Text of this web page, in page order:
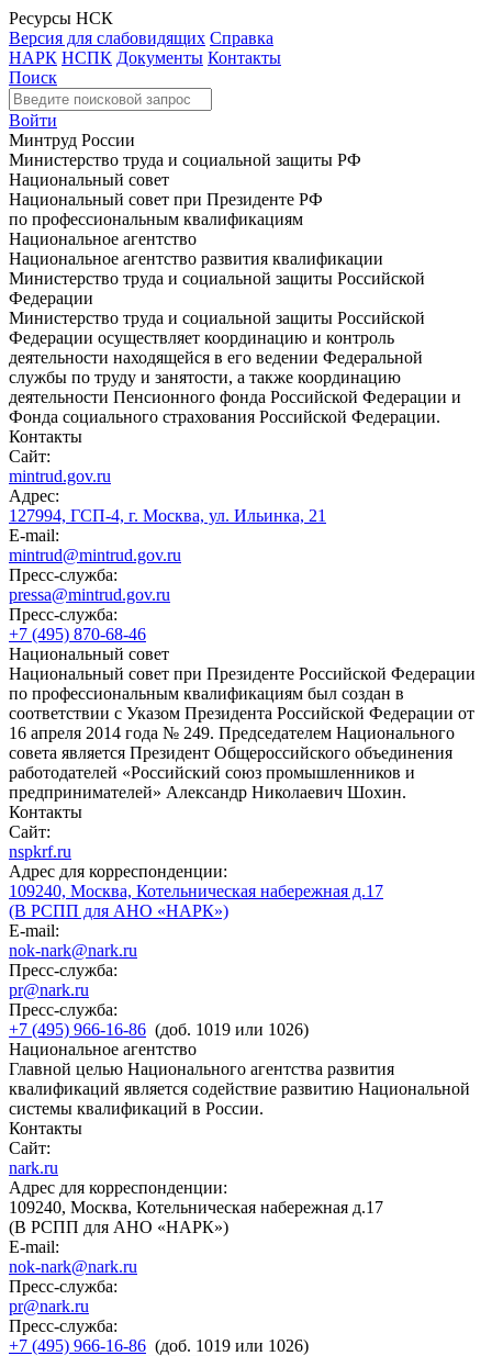
Ресурсы НСК
Версия для слабовидящих Справка
НАРК НСПК Документы Контакты
Поиск
Войти
Минтруд России
Министерство труда и социальной защиты РФ
Национальный совет
Национальный совет при Президенте РФ
по профессиональным квалификациям
Национальное агентство
Национальное агентство развития квалификации
Министерство труда и социальной защиты Российской
Федерации
Министерство труда и социальной защиты Российской
Федерации осуществляет координацию и контроль
деятельности находящейся в его ведении Федеральной
службы по труду и занятости, а также координацию
деятельности Пенсионного фонда Российской Федерации и
Фонда социального страхования Российской Федерации.
Контакты
Сайт:
mintrud.gov.ru
Адрес:
127994, ГСП-4, г. Москва, ул. Ильинка, 21
E-mail:
mintrud@mintrud.gov.ru
Пресс-служба:
pressa@mintrud.gov.ru
Пресс-служба:
+7 (495) 870-68-46
Национальный совет
Национальный совет при Президенте Российской Федерации
по профессиональным квалификациям был создан в
соответствии с Указом Президента Российской Федерации от
16 апреля 2014 года № 249. Председателем Национального
совета является Президент Общероссийского объединения
работодателей «Российский союз промышленников и
предпринимателей» Александр Николаевич Шохин.
Контакты
Сайт:
nspkrf.ru
Адрес для корреспонденции:
109240, Москва, Котельническая набережная д.17
(В РСПП для АНО «НАРК»)
E-mail:
nok-nark@nark.ru
Пресс-служба:
pr@nark.ru
Пресс-служба:
+7 (495) 966-16-86 (доб. 1019 или 1026)
Национальное агентство
Главной целью Национального агентства развития
квалификаций является содействие развитию Национальной
системы квалификаций в России.
Контакты
Сайт:
nark.ru
Адрес для корреспонденции:
109240, Москва, Котельническая набережная д.17
(В РСПП для АНО «НАРК»)
E-mail:
nok-nark@nark.ru
Пресс-служба:
pr@nark.ru
Пресс-служба:
+7 (495) 966-16-86 (доб. 1019 или 1026)